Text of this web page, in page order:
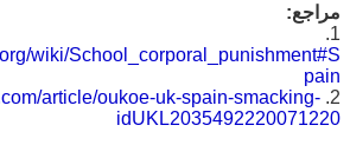
مراجع:
1.
wiki/School_corporal_punishment#S
pain
2.
article/oukoe-uk-spain-smacking-
idUKL2035492220071220